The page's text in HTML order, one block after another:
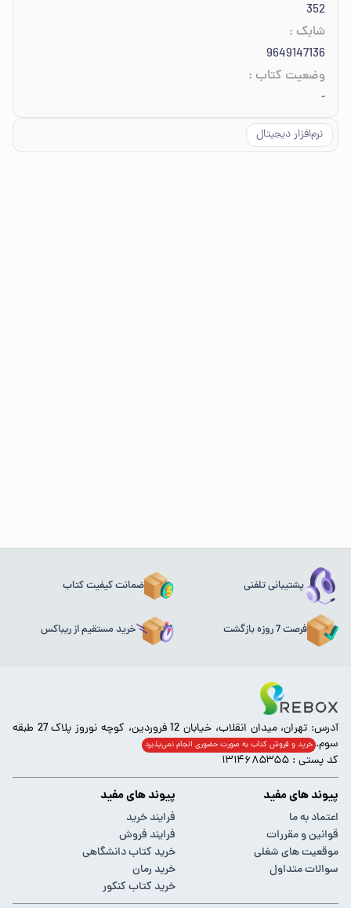
352
شابک :
9649147136
وضعیت کتاب :
-
نرم‌افزار دیجیتال
پشتیبانی تلفنی ضمانت کیفیت کتاب
فرصت 7 روزه بازگشت خرید مستقیم از ریباکس
آدرس: تهران، میدان انقلاب، خیابان 12 فروردین، کوچه نوروز پلاک 27 طبقه
سوم. خرید و فروش کتاب به صورت حضوری انجام‌ نمی‌پذیرد
کد پستی : ۱۳۱۴۶۸۵۳۵۵
پیوند های مفید
اعتماد به ما
قوانین و مقررات
موقعیت های شغلی
سوالات متداول
پیوند های مفید
فرایند خرید
فرایند فروش
خرید کتاب دانشگاهی
خرید رمان
خرید کتاب کنکور